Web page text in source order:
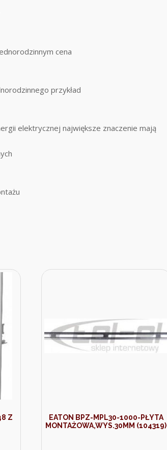
cena
przykład
elektrycznej największe znaczenie mają
Z
EATON BPZ-MPL30-1000-PŁYTA
MONTAŻOWA,WYS.30MM (104319)